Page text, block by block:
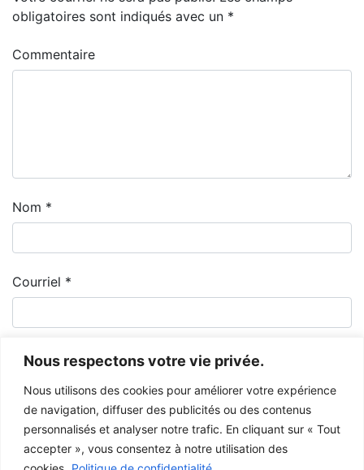
Nous respectons votre vie privée.
Nous utilisons des cookies pour améliorer votre expérience
de navigation, diffuser des publicités ou des contenus
personnalisés et analyser notre trafic. En cliquant sur « Tout
accepter », vous consentez à notre utilisation des
obligatoires sont indiqués avec un *
Commentaire
Nom *
Courriel *